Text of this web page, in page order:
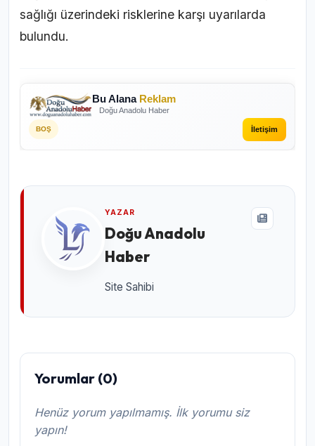
sağlığı üzerindeki risklerine karşı uyarılarda
bulundu.
Bu Alana Reklam
Doğu Anadolu Haber
BOŞ İletişim
YAZAR
Doğu Anadolu
Haber
Site Sahibi
Yorumlar (0)
Henüz yorum yapılmamış. İlk yorumu siz
yapın!